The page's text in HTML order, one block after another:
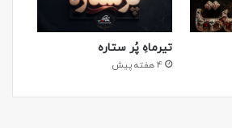
تیرماهِ پُر ستاره
4 هفته پیش